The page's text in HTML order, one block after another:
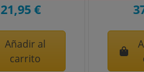
21,95 €
Añadir al
carrito